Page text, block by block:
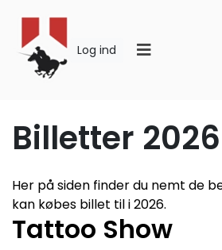
Log ind
Billetter 2026
Her på siden finder du nemt de
kan købes billet til i 2026.
Tattoo Show